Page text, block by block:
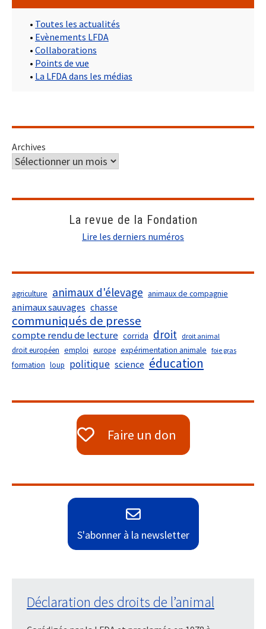
• Toutes les actualités
• Evènements LFDA
• Collaborations
• Points de vue
• La LFDA dans les médias
Archives
La revue de la Fondation
Lire les derniers numéros
agriculture animaux d'élevage animaux de compagnie
animaux sauvages chasse
communiqués de presse
compte rendu de lecture corrida droit droit animal
droit européen emploi europe expérimentation animale foie gras
formation loup politique science éducation
Faire un don
S'abonner à la newsletter
Déclaration des droits de l’animal